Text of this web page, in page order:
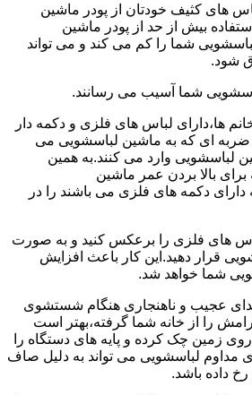
های کثیف خودتان از پودر ماشین
بیش از حد از پودر ماشین
شما را کم می کند و می تواند
شود.
شما آسیب می رسانند.
ها،دارای لباس های فلزی و دکمه دار
ضربه ای که به ماشین لباسشویی می
لباسشویی وارد می کنند.به همین
بالا بردن عمر ماشین
دکمه های فلزی می باشند را در
های فلزی را برعکس کنید و به صورت
قرار دهید.این کار باعث افزایش
شما خواهد شد.
عجیب و ناهنجاری هنگام شستشوی
را از خانه شما گرفته،بهتر است
زمین چک کرده و پایه های دستگاه را
مداوم لباسشویی می تواند به دلیل صاف
داده باشد.